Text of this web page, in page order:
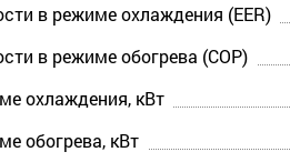
в режиме охлаждения (EER)
в режиме обогрева (COP)
охлаждения, кВт
обогрева, кВт